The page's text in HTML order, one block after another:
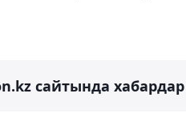
сайтында